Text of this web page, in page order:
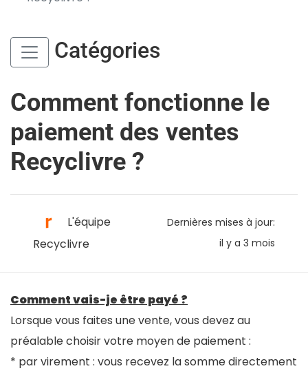
Catégories
Comment fonctionne le
paiement des ventes
Recyclivre ?
L'équipe
Recyclivre
Dernières mises à jour:
il y a 3 mois
Comment vais-je être payé ?
Lorsque vous faites une vente, vous devez au
préalable choisir votre moyen de paiement :
* par virement : vous recevez la somme directement